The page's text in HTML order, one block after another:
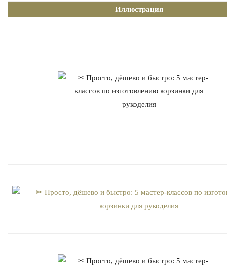
Иллюстрация